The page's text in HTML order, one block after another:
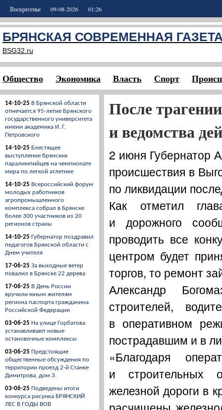
Воскресенье 09-08-2026 01:26
БРЯНСКАЯ СОВРЕМЕННАЯ
BSG32.ru
Общество Экономика Власть Спорт
14-10-25 В Брянской области
отмечается 95-летие Брянского
государственного университета
имени академика И. Г.
Петровского
14-10-25 Блестящее
выступление брянских
паралимпийцев на чемпионате
мира по легкой атлетике
14-10-25 Всероссийский форум
молодых работников
агропромышленного
комплекса собрал в Брянске
более 300 участников из 20
регионов страны
14-10-25 Губернатор поздравил
педагогов Брянской области с
Днем учителя
17-06-25 За выходные ветер
повалил в Брянске 22 дерева
17-06-25 В День России
вручили юным жителям
региона паспорта гражданина
Российской Федерации
03-06-25 На улице Горбатова
устанавливают новые
остановочные комплексы
03-06-25 Предстоящие
общественные обсуждения по
территории проезд 2-й Станке
Димитрова, дом 3.
03-06-25 Подведены итоги
конкурса рисунка БРЯНСКИЙ
ЛЕС В ГОДЫ ВОВ
После
и ведомства
2 июня Губернатор
происшествия в
по ликвидации
Как отметил
и дорожного
проводить все
центром будет
торгов, то ремонт
Александр
строителей,
в оперативном
пострадавшим и в
«Благодаря
и строительных
железной дороги в